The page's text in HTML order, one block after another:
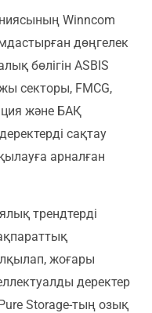
Winncom
дөңгелек
бөлігін ASBIS
секторы, FMCG,
және БАҚ
сақтау
арналған
трендтерді
жоғары
деректер
Storage-тың озық